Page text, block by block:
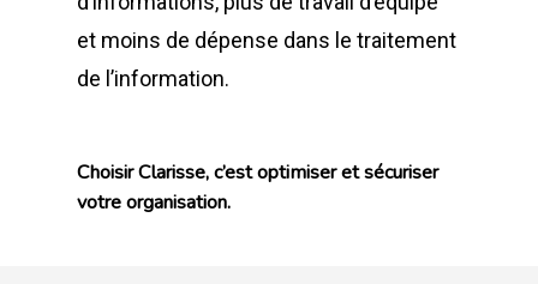
et moins de dépense dans le traitement
de l’information.
Choisir Clarisse, c’est optimiser et sécuriser
votre organisation.